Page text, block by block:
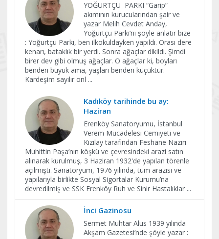
YOĞURTÇU PARKI “Garip”
akımının kurucularından şair ve
yazar Melih Cevdet Anday,
Yoğurtçu Parkı’nı şöyle anlatır bize
: Yoğurtçu Parkı, ben ilkokuldayken yapıldı. Orası dere
kenarı, bataklık bir yerdi. Sonra ağaçlar dikildi. Şimdi
birer dev gibi olmuş ağaçlar. O ağaçlar ki, boyları
benden büyük ama, yaşları benden küçüktür.
Kardeşim sayılır onl ...
Kadıköy tarihinde bu ay:
Haziran
Erenköy Sanatoryumu, İstanbul
Verem Mücadelesi Cemiyeti ve
Kızılay tarafından Feshane Nazırı
Muhittin Paşa’nın köşkü ve çevresindeki arazi satın
alınarak kurulmuş, 3 Haziran 1932'de yapılan törenle
açılmıştı. Sanatoryum, 1976 yılında, tüm arazisi ve
yapılarıyla birlikte Sosyal Sigortalar Kurumu’na
devredilmiş ve SSK Erenköy Ruh ve Sinir Hastalıklar ...
İnci Gazinosu
Sermet Muhtar Alus 1939 yılında
Akşam Gazetesi’nde şöyle yazar :